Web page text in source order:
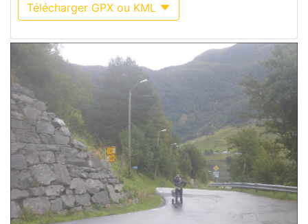
Télécharger GPX ou KML